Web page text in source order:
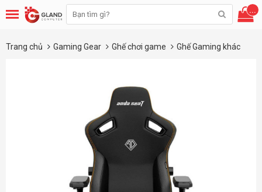
...
Trang chủ Gaming Gear Ghế chơi game Ghế Gaming khác